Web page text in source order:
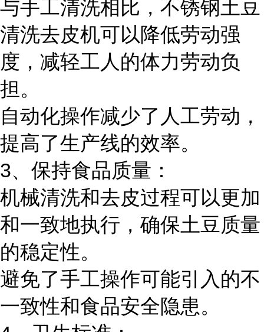
与手工清洗相比，不锈钢土豆
清洗去皮机可以降低劳动强
度，减轻工人的体力劳动负
担。
自动化操作减少了人工劳动，
提高了生产线的效率。
3、保持食品质量：
机械清洗和去皮过程可以更加
和一致地执行，确保土豆质量
的稳定性。
避免了手工操作可能引入的不
一致性和食品安全隐患。